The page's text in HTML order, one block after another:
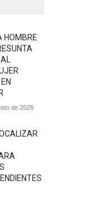
HOMBRE
de 2026